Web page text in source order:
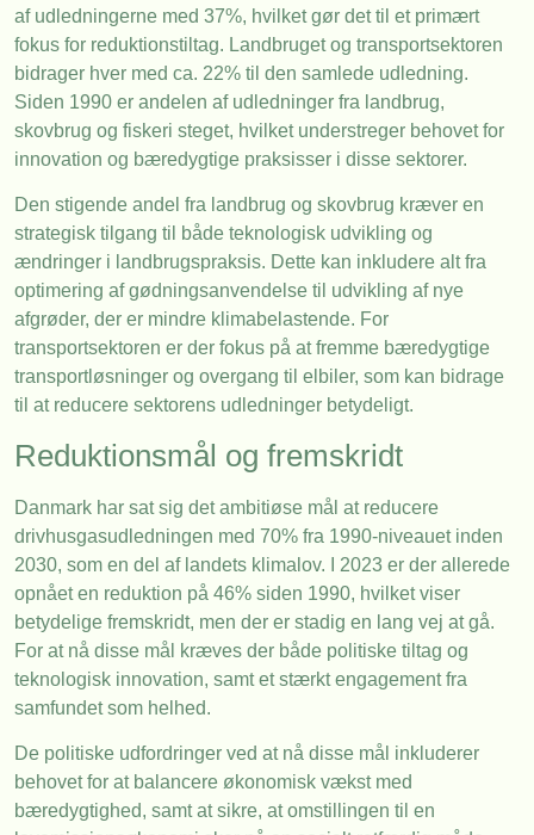
af udledningerne med 37%, hvilket gør det til et primært
fokus for reduktionstiltag. Landbruget og transportsektoren
bidrager hver med ca. 22% til den samlede udledning.
Siden 1990 er andelen af udledninger fra landbrug,
skovbrug og fiskeri steget, hvilket understreger behovet for
innovation og bæredygtige praksisser i disse sektorer.
Den stigende andel fra landbrug og skovbrug kræver en
strategisk tilgang til både teknologisk udvikling og
ændringer i landbrugspraksis. Dette kan inkludere alt fra
optimering af gødningsanvendelse til udvikling af nye
afgrøder, der er mindre klimabelastende. For
transportsektoren er der fokus på at fremme bæredygtige
transportløsninger og overgang til elbiler, som kan bidrage
til at reducere sektorens udledninger betydeligt.
Reduktionsmål og fremskridt
Danmark har sat sig det ambitiøse mål at reducere
drivhusgasudledningen med 70% fra 1990-niveauet inden
2030, som en del af landets klimalov. I 2023 er der allerede
opnået en reduktion på 46% siden 1990, hvilket viser
betydelige fremskridt, men der er stadig en lang vej at gå.
For at nå disse mål kræves der både politiske tiltag og
teknologisk innovation, samt et stærkt engagement fra
samfundet som helhed.
De politiske udfordringer ved at nå disse mål inkluderer
behovet for at balancere økonomisk vækst med
bæredygtighed, samt at sikre, at omstillingen til en